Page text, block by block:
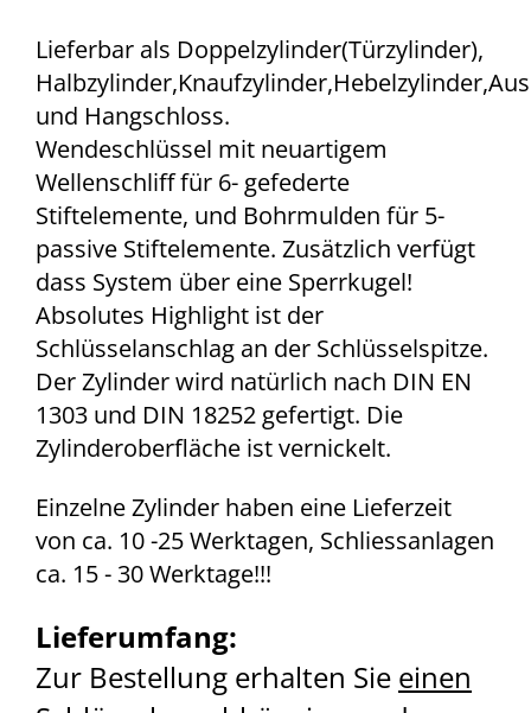
Lieferbar als Doppelzylinder(Türzylinder),
und Hangschloss.
Wendeschlüssel mit neuartigem
Wellenschliff für 6- gefederte
Stiftelemente, und Bohrmulden für 5-
passive Stiftelemente. Zusätzlich verfügt
dass System über eine Sperrkugel!
Absolutes Highlight ist der
Schlüsselanschlag an der Schlüsselspitze.
Der Zylinder wird natürlich nach DIN EN
1303 und DIN 18252 gefertigt. Die
Zylinderoberfläche ist vernickelt.
Einzelne Zylinder haben eine Lieferzeit
von ca. 10 -25 Werktagen, Schliessanlagen
ca. 15 - 30 Werktage!!!
Lieferumfang:
Zur Bestellung erhalten Sie einen